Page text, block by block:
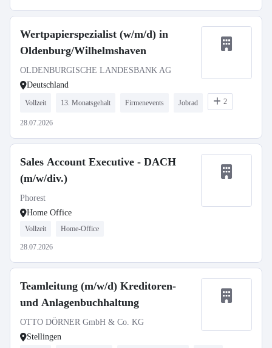
Wertpapierspezialist (w/m/d) in
Oldenburg/Wilhelmshaven
OLDENBURGISCHE LANDESBANK AG
Deutschland
Vollzeit 13. Monatsgehalt Firmenevents Jobrad 2
28.07.2026
Sales Account Executive - DACH
(m/w/div.)
Phorest
Home Office
Vollzeit Home-Office
28.07.2026
Teamleitung (m/w/d) Kreditoren-
und Anlagenbuchhaltung
OTTO DÖRNER GmbH & Co. KG
Stellingen